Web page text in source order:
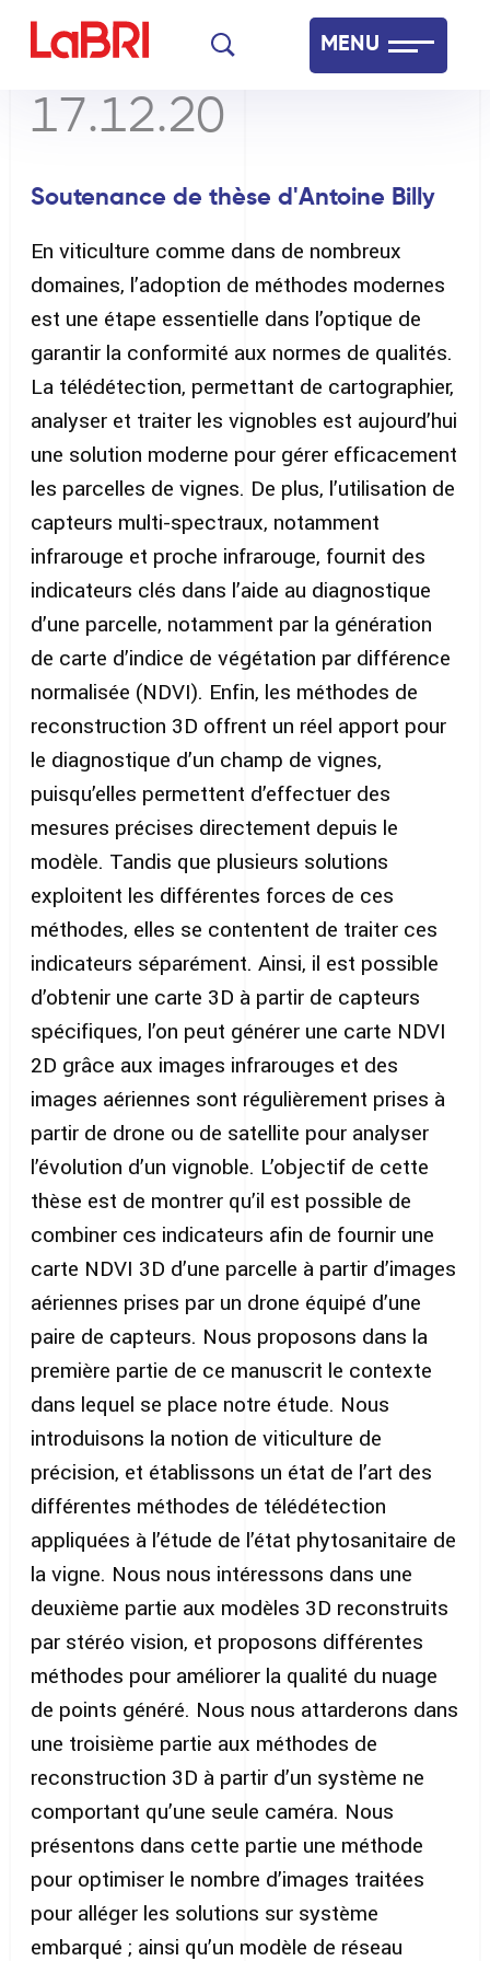
Aller
principal
MENU
Laboratoire Bordelais de Recherche en Informatique
17.12.20
Soutenance de thèse d'Antoine Billy
En viticulture comme dans de nombreux
domaines, l’adoption de méthodes modernes
est une étape essentielle dans l’optique de
garantir la conformité aux normes de qualités.
La télédétection, permettant de cartographier,
analyser et traiter les vignobles est aujourd’hui
une solution moderne pour gérer efficacement
les parcelles de vignes. De plus, l’utilisation de
capteurs multi-spectraux, notamment
infrarouge et proche infrarouge, fournit des
indicateurs clés dans l’aide au diagnostique
d’une parcelle, notamment par la génération
de carte d’indice de végétation par différence
normalisée (NDVI). Enfin, les méthodes de
reconstruction 3D offrent un réel apport pour
le diagnostique d’un champ de vignes,
puisqu’elles permettent d’effectuer des
mesures précises directement depuis le
modèle. Tandis que plusieurs solutions
exploitent les différentes forces de ces
méthodes, elles se contentent de traiter ces
indicateurs séparément. Ainsi, il est possible
d’obtenir une carte 3D à partir de capteurs
spécifiques, l’on peut générer une carte NDVI
2D grâce aux images infrarouges et des
images aériennes sont régulièrement prises à
partir de drone ou de satellite pour analyser
l’évolution d’un vignoble. L’objectif de cette
thèse est de montrer qu’il est possible de
combiner ces indicateurs afin de fournir une
carte NDVI 3D d’une parcelle à partir d’images
aériennes prises par un drone équipé d’une
paire de capteurs. Nous proposons dans la
première partie de ce manuscrit le contexte
dans lequel se place notre étude. Nous
introduisons la notion de viticulture de
précision, et établissons un état de l’art des
différentes méthodes de télédétection
appliquées à l’étude de l’état phytosanitaire de
la vigne. Nous nous intéressons dans une
deuxième partie aux modèles 3D reconstruits
par stéréo vision, et proposons différentes
méthodes pour améliorer la qualité du nuage
de points généré. Nous nous attarderons dans
une troisième partie aux méthodes de
reconstruction 3D à partir d’un système ne
comportant qu’une seule caméra. Nous
présentons dans cette partie une méthode
pour optimiser le nombre d’images traitées
pour alléger les solutions sur système
embarqué ; ainsi qu’un modèle de réseau